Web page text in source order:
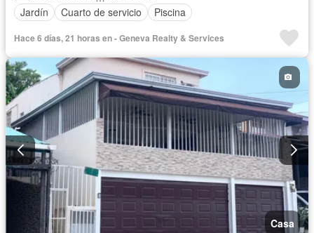
Jardín
Cuarto de servicio Piscina
Hace 6 días, 21 horas en - Geneva Realty & Services
Casa